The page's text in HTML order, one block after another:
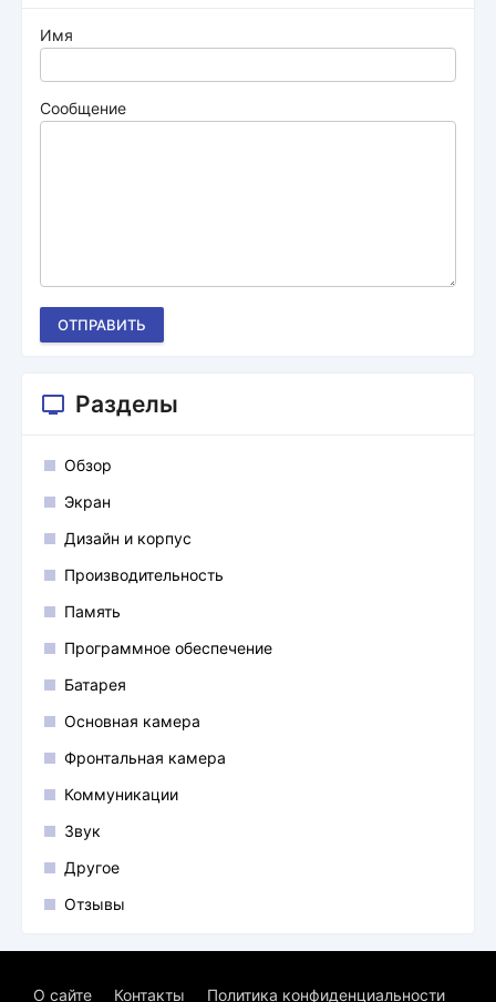
Имя
Сообщение
ОТПРАВИТЬ
Разделы
Обзор
Экран
Дизайн и корпус
Производительность
Память
Программное обеспечение
Батарея
Основная камера
Фронтальная камера
Коммуникации
Звук
Другое
Отзывы
О сайте Контакты Политика конфиденциальности